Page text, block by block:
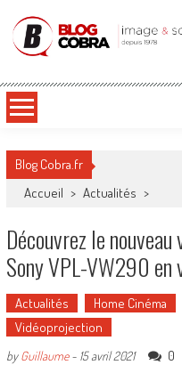
Blog Cobra
Blog Cobra.fr
Accueil > Actualités >
Découvrez le
Sony VPL-VW290 en
Actualités Home Cinéma
Vidéoprojection
byGuillaume- 15 avril 2021 0